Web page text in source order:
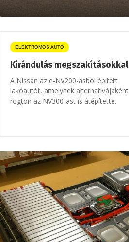
ELEKTROMOS AUTÓ
Kirándulás megszakításokkal
A Nissan az e-NV200-asból épített
lakóautót, amelynek alternatívájaként
rögtön az NV300-ast is átépítette.